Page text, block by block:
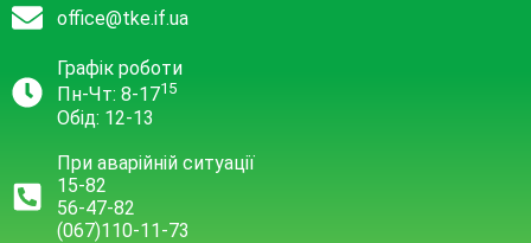
office@tke.if.ua
Графік роботи
Пн-Чт: 8-1715
Обід: 12-13
При аварійній ситуації
15-82
56-47-82
(067)110-11-73